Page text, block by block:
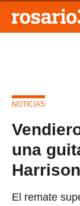
NOTICIAS
una
Harrison
El remate